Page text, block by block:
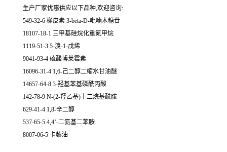
生产厂家优惠供应以下品种,欢迎咨询:
549-32-6 槲皮素 3-beta-D-吡喃木糖苷
18107-18-1 三甲基硅烷化重氮甲烷
1119-51-3 5-溴-1-戊烯
9041-93-4 硫酸博莱霉素
16096-31-4 1,6-己二醇二缩水甘油醚
14657-64-8 3-羟基苯基磷酰丙酸
142-78-9 N-(2-羟乙基)十二烷基酰胺
629-41-4 1,8-辛二醇
537-65-5 4,4’-二氨基二苯胺
8007-06-5 卡藜油